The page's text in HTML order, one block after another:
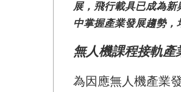
展，飛行載具已成為
中掌握產業發展趨勢，
無人機課程接軌
為因應無人機產業